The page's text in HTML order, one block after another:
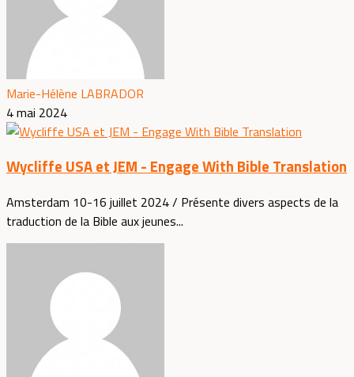
Marie-Hélène LABRADOR
4 mai 2024
Wycliffe USA et JEM - Engage With Bible Translation
Amsterdam 10-16 juillet 2024 / Présente divers aspects de la
traduction de la Bible aux jeunes...